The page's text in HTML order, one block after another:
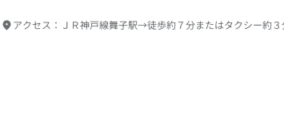
アクセス： ＪＲ神戸線舞子駅→徒歩約７分またはタクシー約３